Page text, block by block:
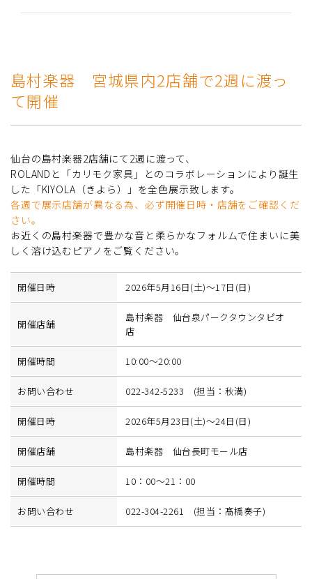
島村楽器 宮城県内2店舗で2週に渡っ
て開催
仙台の島村楽器2店舗にて2週に渡って、
ROLANDと「カリモク家具」とのコラボレーションにより誕生
した「KIYOLA（きよら）」を全色展示致します。
各週で展示店舗が異なる為、必ず開催日時・店舗をご確認くだ
さい。
お近くの島村楽器で豊かな音と柔らかなフォルムで住まいに美
しく溶け込むピアノをご覧ください。
開催日時 2026年5月16日(土)～17日(日)
開催店舗
島村楽器 仙台泉パークタウンタピオ
店
開催時間 10:00～20:00
お問い合わせ 022-342-5233 (担当：秋満)
開催日時 2026年5月23日(土)～24日(日)
開催店舗 島村楽器 仙台長町モール店
開催時間 10：00～21：00
お問い合わせ 022-304-2261 (担当：髙橋奏子)